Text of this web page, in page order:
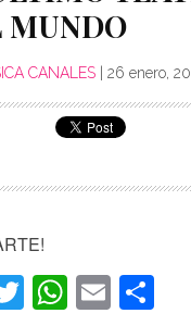
MUNDO
CANALES | 26 enero,
TwitterEmail